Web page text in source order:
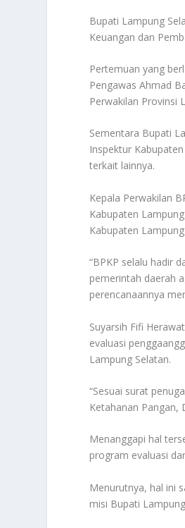
Bupati Lampung
Keuangan dan
Pertemuan yang
Pengawas Ahmad
Perwakilan Provinsi
Sementara Bupati
Inspektur
terkait lainnya.
Kepala Perwakilan
Kabupaten
Kabupaten
“BPKP selalu hadir
pemerintah daerah
perencanaannya
Suyarsih Fifi
evaluasi
Lampung Selatan.
“Sesuai surat
Ketahanan Pangan,
Menanggapi hal
program evaluasi
Menurutnya, hal ini
misi Bupati